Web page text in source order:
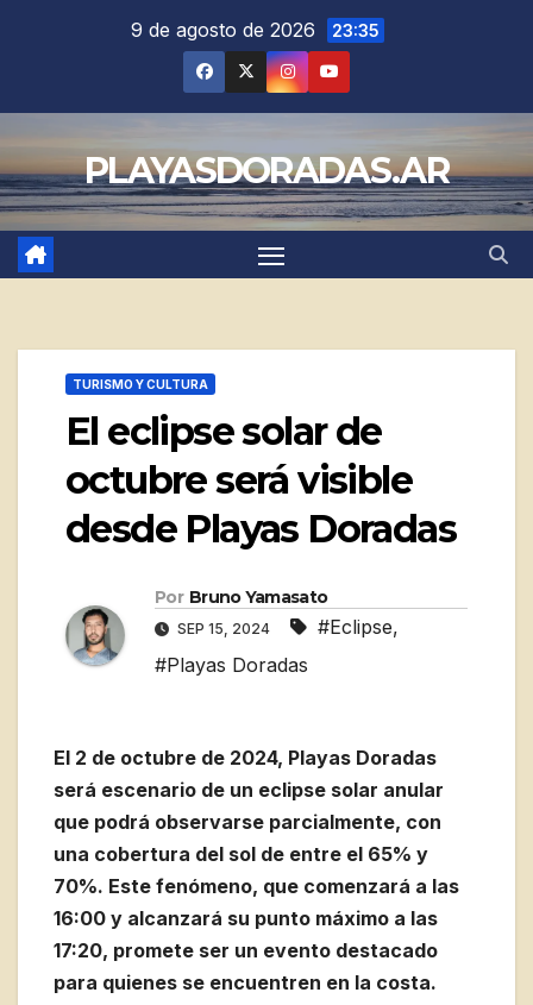
9 de agosto de 2026 23:35
PLAYASDORADAS.AR
TURISMO Y CULTURA
El eclipse solar de
octubre será visible
desde Playas Doradas
Por Bruno Yamasato
SEP 15, 2024 #Eclipse,
#Playas Doradas
El 2 de octubre de 2024, Playas Doradas
será escenario de un eclipse solar anular
que podrá observarse parcialmente, con
una cobertura del sol de entre el 65% y
70%. Este fenómeno, que comenzará a las
16:00 y alcanzará su punto máximo a las
17:20, promete ser un evento destacado
para quienes se encuentren en la costa.